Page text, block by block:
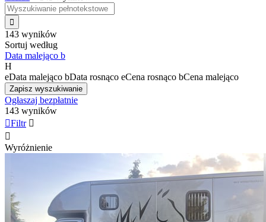

143 wyników
Sortuj według
Data malejąco b
H
eData malejąco bData rosnąco eCena rosnąco bCena malejąco
Zapisz wyszukiwanie
Ogłaszaj bezpłatnie
143 wyników
Filtr 

Wyróżnienie